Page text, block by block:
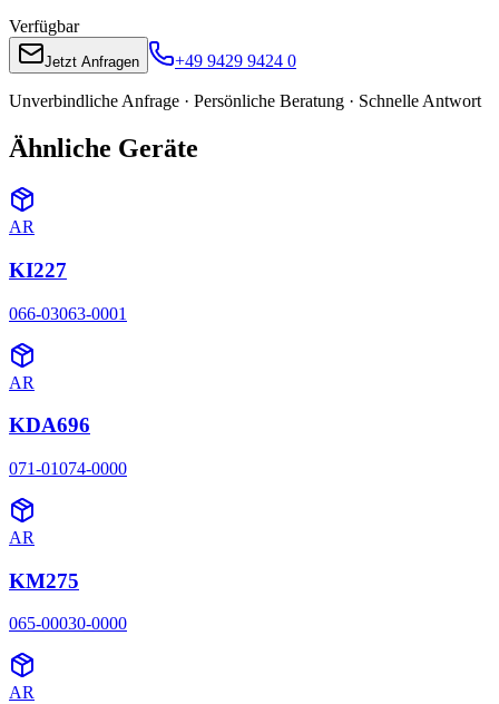
Verfügbar
Jetzt Anfragen +49 9429 9424 0
Unverbindliche Anfrage · Persönliche Beratung · Schnelle Antwort
Ähnliche Geräte
AR
KI227
066-03063-0001
AR
KDA696
071-01074-0000
AR
KM275
065-00030-0000
AR